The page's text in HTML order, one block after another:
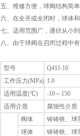
五、维修方便，球阀结构简
六、在全开或全闭时，球体
七、适用范围广，通径从小
八、由于球阀在启闭过程中
型号
Q41J-10
工作压力(MPa) 1.0
适用温度(℃)
-10～150
适用介质
腐蚀性介质
阀体
铸铸铁、球
球体
铸铸铁、球